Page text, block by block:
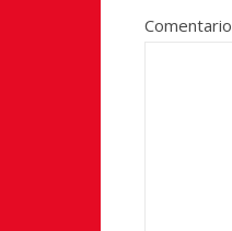
Comentario